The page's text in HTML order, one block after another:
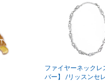
ファイヤーネックレ
バー】 /リッスンセ